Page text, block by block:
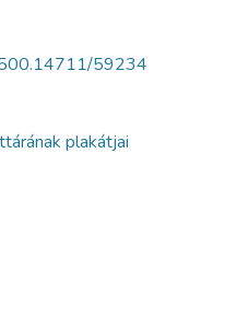
59234
plakátjai